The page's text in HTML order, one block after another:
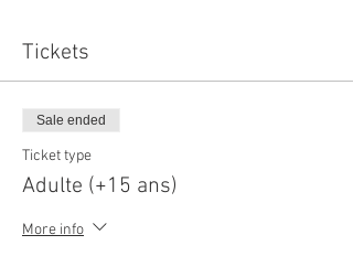
Tickets
Sale ended
Ticket type
Adulte (+15 ans)
More info